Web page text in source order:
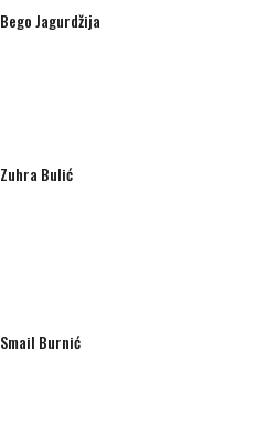
Bego Jagurdžija
Zuhra Bulić
Smail Burnić